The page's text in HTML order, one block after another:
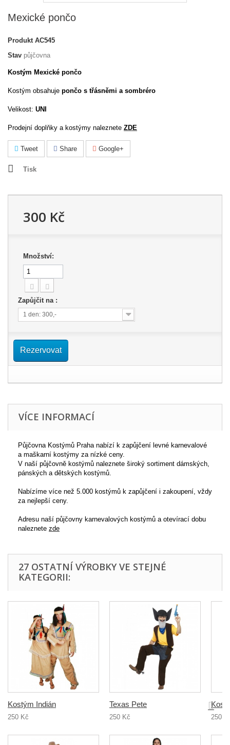
Mexické pončo
Produkt AC545
Stav půjčovna
Kostým Mexické pončo
Kostým obsahuje pončo s třásněmi a sombréro
Velikost: UNI
Prodejní doplňky a kostýmy naleznete ZDE
Tweet Share Google+
Tisk
300 Kč
Množství:
Zapůjčit na :
1 den: 300,-
Rezervovat
VÍCE INFORMACÍ
Půjčovna Kostýmů Praha nabízí k zapůjčení levné karnevalové
a maškarní kostýmy za nízké ceny.
V naší půjčovně kostýmů naleznete široký sortiment dámských,
pánských a dětských kostýmů.
Nabízíme více než 5.000 kostýmů k zapůjčení i zakoupení, vždy
za nejlepší ceny.
Adresu naší půjčovny karnevalových kostýmů a otevírací dobu
naleznete zde
27 OSTATNÍ VÝROBKY VE STEJNÉ
KATEGORII:
Kostým Indián
250 Kč
Texas Pete
250 Kč 250